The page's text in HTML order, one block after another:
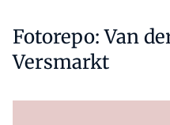
Fotorepo: Van
Versmarkt